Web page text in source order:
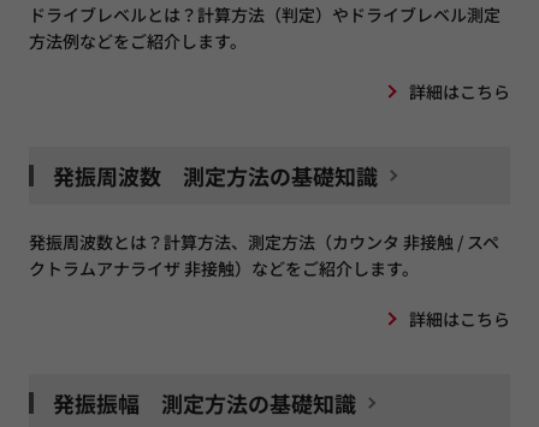
ドライブレベルとは？計算方法（判定）やドライブレベル測定
方法例などをご紹介します。
詳細はこちら
発振周波数 測定方法の基礎知識
発振周波数とは？計算方法、測定方法（カウンタ 非接触 / スペ
クトラムアナライザ 非接触）などをご紹介します。
詳細はこちら
発振振幅 測定方法の基礎知識